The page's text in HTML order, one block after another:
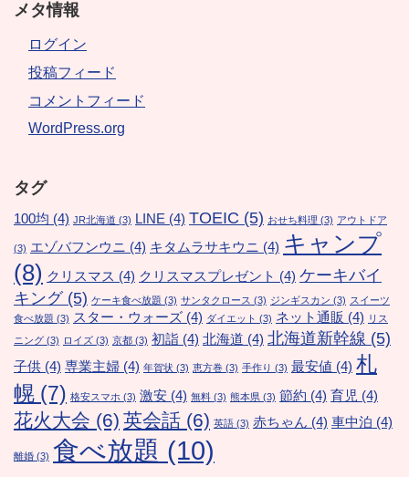
メタ情報
ログイン
投稿フィード
コメントフィード
WordPress.org
タグ
100均 (4) JR北海道 (3) LINE (4) TOEIC (5) おせち料理 (3) アウトドア
(3) エゾバフンウニ (4) キタムラサキウニ (4) キャンプ
(8) クリスマス (4) クリスマスプレゼント (4) ケーキバイ
キング(5) ケーキ食べ放題 (3) サンタクロース (3) ジンギスカン (3) スイーツ
食べ放題 (3) スター・ウォーズ (4) ダイエット (3) ネット通販 (4) リス
ニング (3) ロイズ (3) 京都 (3) 初詣 (4) 北海道 (4) 北海道新幹線 (5)
子供 (4) 専業主婦 (4) 年賀状 (3) 恵方巻 (3) 手作り (3) 最安値 (4) 札
幌 (7) 格安スマホ (3) 激安 (4) 無料 (3) 熊本県 (3) 節約 (4) 育児 (4)
花火大会 (6) 英会話 (6) 英語 (3) 赤ちゃん (4) 車中泊 (4)
離婚 (3) 食べ放題 (10)